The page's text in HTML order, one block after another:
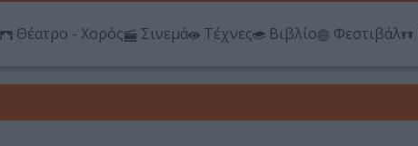
Θέατρο - Χορός Σινεμά Τέχνες Βιβλίο Φεστιβάλ